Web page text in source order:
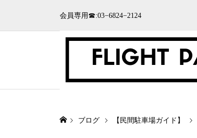
会員専用☎:03−6824−2124
ブログ 【民間駐車場ガイド】